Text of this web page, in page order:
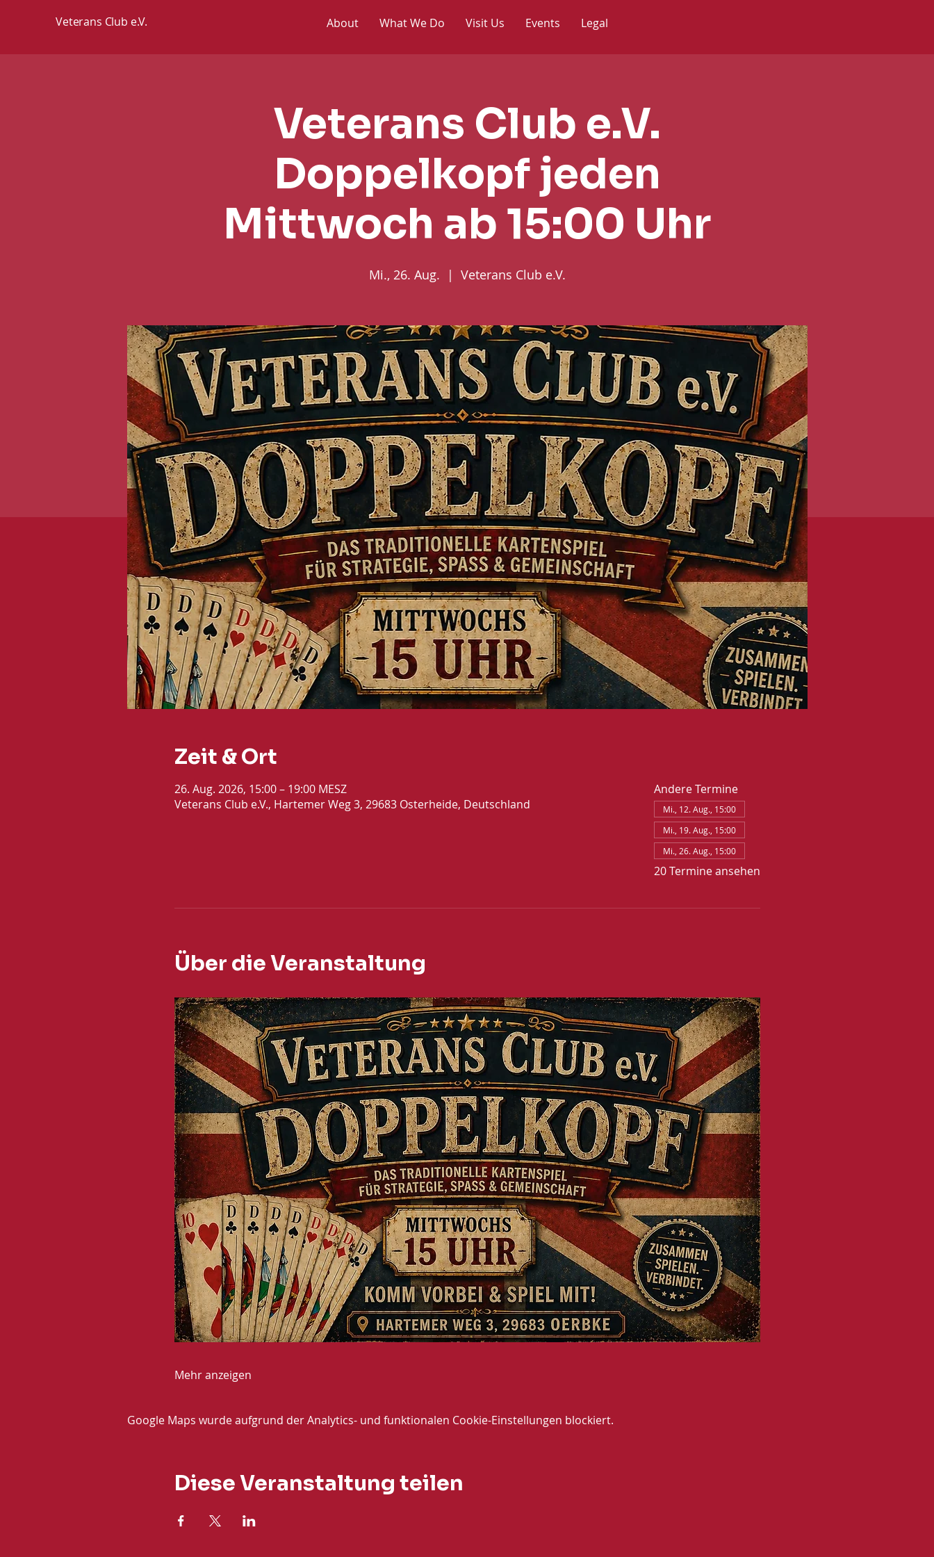
Veterans Club e.V. About What We Do Visit Us Events Legal
Veterans Club e.V.
Doppelkopf jeden
Mittwoch ab 15:00 Uhr
Mi., 26. Aug.
  |
Veterans Club e.V.
Zeit & Ort
26. Aug. 2026, 15:00 – 19:00 MESZ
Veterans Club e.V., Hartemer Weg 3, 29683 Osterheide, Deutschland
Andere Termine
Mi., 12. Aug., 15:00
Mi., 19. Aug., 15:00
Mi., 26. Aug., 15:00
20 Termine ansehen
Über die Veranstaltung
Mehr anzeigen
Google Maps wurde aufgrund der Analytics- und funktionalen Cookie-Einstellungen blockiert.
Diese Veranstaltung teilen